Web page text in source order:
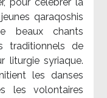
qaraqoshis
beaux chants
traditionnels de
liturgie syriaque.
les danses
les volontaires